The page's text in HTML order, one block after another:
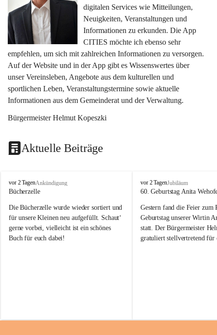
digitalen Services wie Mitteilungen,
Neuigkeiten, Veranstaltungen und
Informationen zu erkunden. Die App
CITIES möchte ich ebenso sehr
empfehlen, um sich mit zahlreichen Informationen zu versorgen.
Auf der Website und in der App gibt es Wissenswertes über
unser Vereinsleben, Angebote aus dem kulturellen und
sportlichen Leben, Veranstaltungstermine sowie aktuelle
Informationen aus dem Gemeinderat und der Verwaltung.
Bürgermeister Helmut Kopeszki
Aktuelle Beiträge
T
o
a
j
vor 2 TagenAnkündigung
Bücherzelle
Die Bücherzelle wurde wieder sortiert und
für unsere Kleinen neu aufgefüllt. Schaut‘
gerne vorbei, vielleicht ist ein schönes
Buch für euch dabei!
Wanduhr (!) benutzt und musste
T
o
a
j
vor 2 TagenJubiläum
60. Geburtstag Anita
Gestern fand die Feier zum
Geburtstag unserer Wirtin
statt. Der Bürgermeister
gratuliert stellvertretend für
Gesundheit, Gelassenheit